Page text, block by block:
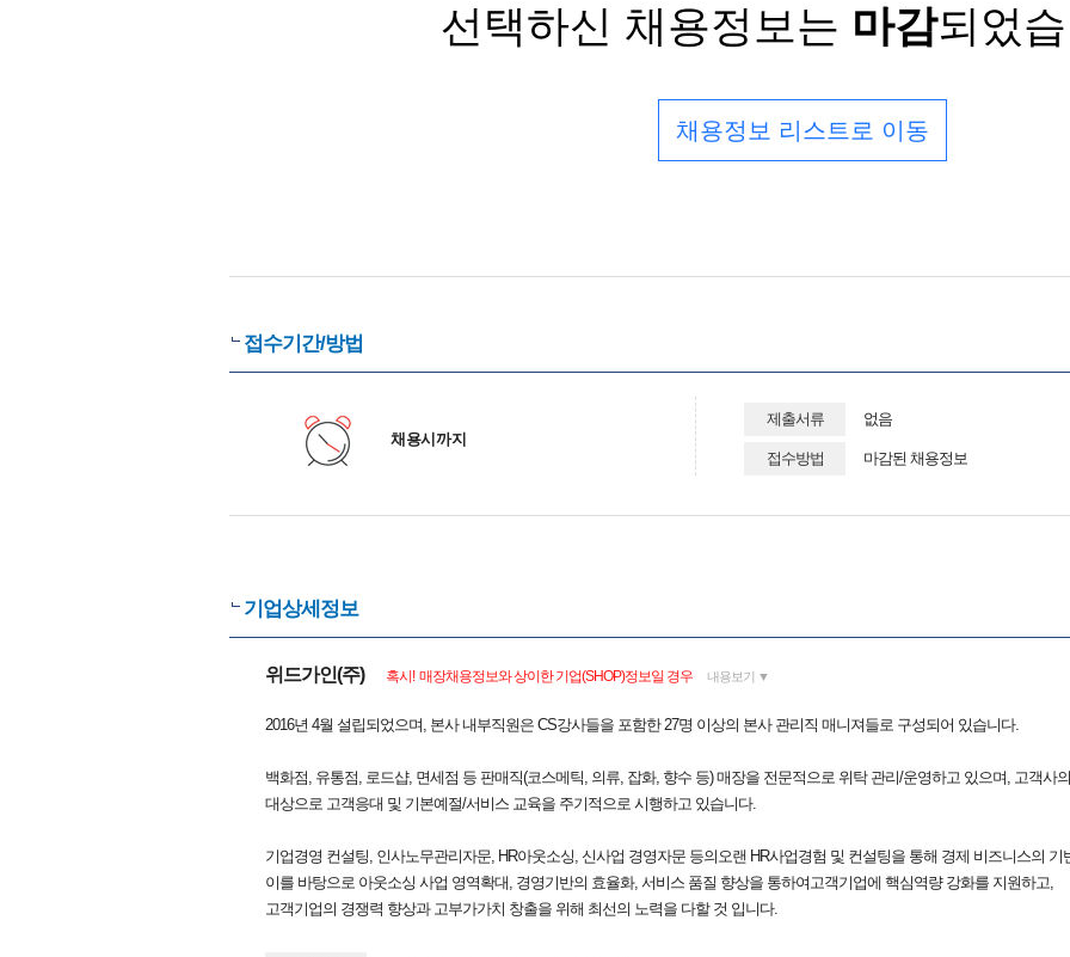
선택하신 채용정보는 마감되었
채용정보 리스트로 이동
접수기간/방법
채용시까지
제출서류 없음
접수방법 마감된 채용정보
기업상세정보
위드가인(주) 혹시! 매장채용정보와 상이한 기업(SHOP)정보일 경우 내용보기 ▼
2016년 4월 설립되었으며, 본사 내부직원은 CS강사들을 포함한 27명 이상의 본사 관리직 매니져들로 구성되어 있습니다.
백화점, 유통점, 로드샵, 면세점 등 판매직(코스메틱, 의류, 잡화, 향수 등) 매장을 전문적으로 위탁 관리/운영하고 있으며, 고객사
대상으로 고객응대 및 기본예절/서비스 교육을 주기적으로 시행하고 있습니다.
기업경영 컨설팅, 인사노무관리자문, HR아웃소싱, 신사업 경영자문 등의오랜 HR사업경험 및 컨설팅을 통해 경제 비즈니스의 기
이를 바탕으로 아웃소싱 사업 영역확대, 경영기반의 효율화, 서비스 품질 향상을 통하여고객기업에 핵심역량 강화를 지원하고,
고객기업의 경쟁력 향상과 고부가가치 창출을 위해 최선의 노력을 다할 것 입니다.